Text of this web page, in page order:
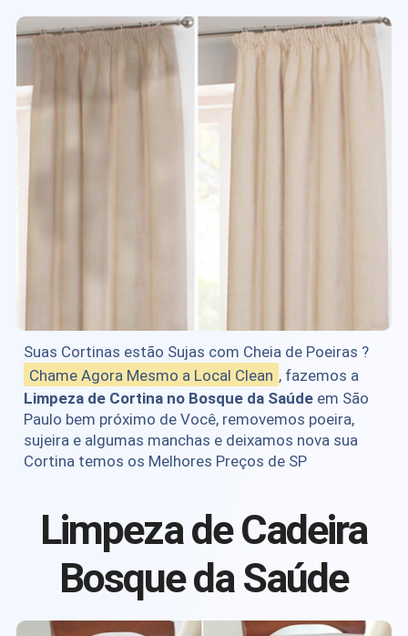
Suas Cortinas estão Sujas com Cheia de Poeiras ?
Chame Agora Mesmo a Local Clean , fazemos a
Limpeza de Cortina no Bosque da Saúdeem São
Paulo bem próximo de Você, removemos poeira,
sujeira e algumas manchas e deixamos nova sua
Cortina temos os Melhores Preços de SP
Limpeza de Cadeira
Bosque da Saúde